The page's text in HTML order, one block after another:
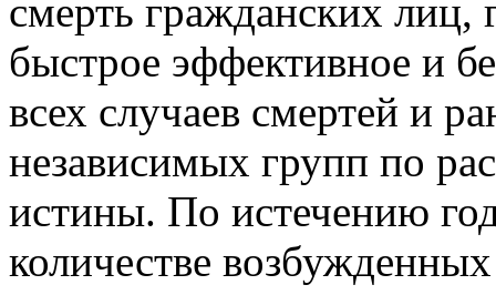
смерть гражданских лиц,
быстрое эффективное и
всех случаев смертей и
независимых групп по
истины. По истечению
количестве